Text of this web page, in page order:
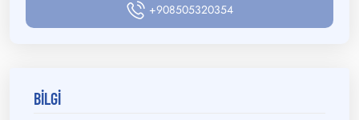
+908505320354
BİLGİ